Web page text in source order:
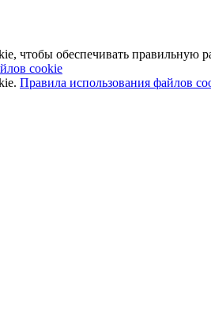
чтобы обеспечивать правильную
cookie
Правила использования файлов